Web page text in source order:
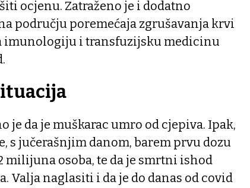
ocjenu. Zatraženo je i dodatno
području poremećaja zgrušavanja krvi
imunologiju i transfuzijsku medicinu
je da je muškarac umro od cjepiva. Ipak,
s jučerašnjim danom, barem prvu dozu
milijuna osoba, te da je smrtni ishod
Valja naglasiti i da je do danas od covid